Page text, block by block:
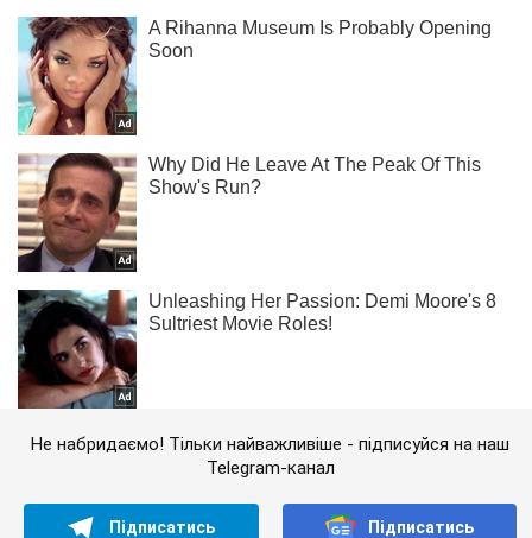
Не набридаємо! Тільки найважливіше - підписуйся на наш
Telegram-канал
Підписатись Підписатись